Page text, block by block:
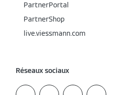
PartnerPortal
PartnerShop
live.viessmann.com
Réseaux sociaux